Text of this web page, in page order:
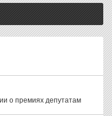
о премиях депутатам